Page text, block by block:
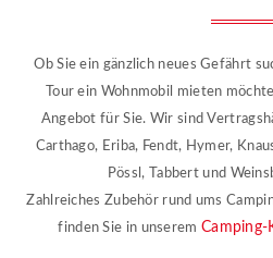
Ob Sie ein gänzlich neues Gefährt
Tour ein Wohnmobil mieten
Angebot für Sie. Wir sind
Carthago, Eriba, Fendt, Hymer,
Pössl, Tabbert und
Zahlreiches Zubehör rund ums
finden Sie in unserem Camping-